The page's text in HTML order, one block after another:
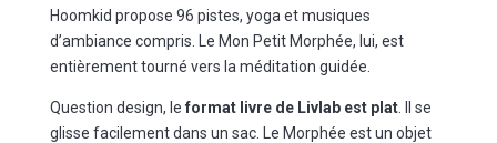
Hoomkid propose 96 pistes, yoga et musiques
d’ambiance compris. Le Mon Petit Morphée, lui, est
entièrement tourné vers la méditation guidée.
Question design, le format livre de Livlab est plat. Il se
glisse facilement dans un sac. Le Morphée est un objet